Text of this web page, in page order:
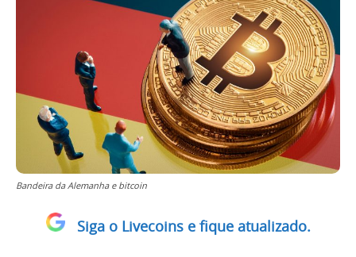
Bandeira da Alemanha e bitcoin
Siga o Livecoins e fique atualizado.